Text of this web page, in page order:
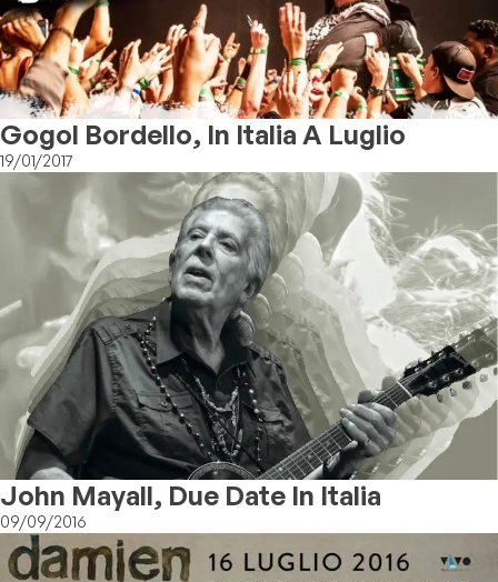
Gogol Bordello, In Italia A Luglio
19/01/2017
John Mayall, Due Date In Italia
09/09/2016